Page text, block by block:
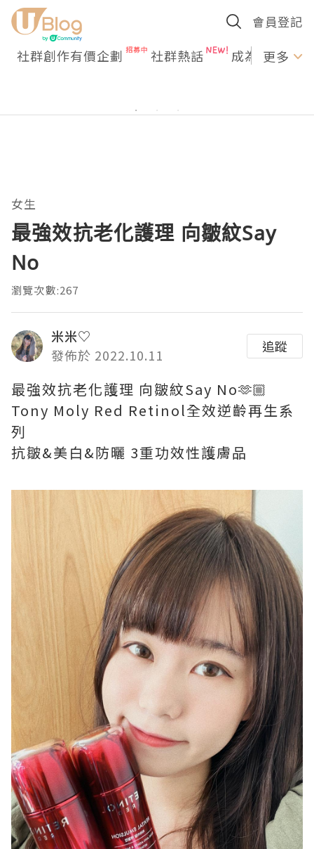
會員登記
社群創作有價企劃 社群熱話 成為U更多
女生
最強效抗老化護理 向皺紋Say
No
瀏覽次數:267
米米♡
發佈於 2022.10.11
追蹤
最強效抗老化護理 向皺紋Say No🫶🏼
Tony Moly Red Retinol全效逆齡再生系
列
抗皺&美白&防曬 3重功效性護膚品